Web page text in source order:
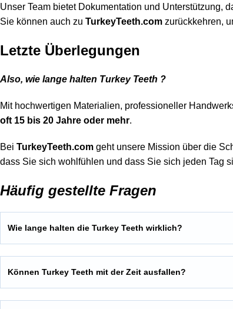
Unser Team bietet Dokumentation und Unterstützung,
Sie können auch zu TurkeyTeeth.com zurückkehren,
Letzte Überlegungen
Also, wie lange halten Turkey Teeth ?
Mit hochwertigen Materialien, professioneller
oft 15 bis 20 Jahre oder mehr.
Bei TurkeyTeeth.com geht unsere Mission über die
dass Sie sich wohlfühlen und dass Sie sich jeden Tag
Häufig gestellte Fragen
Wie lange halten die Turkey Teeth wirklich?
Können Turkey Teeth mit der Zeit ausfallen?